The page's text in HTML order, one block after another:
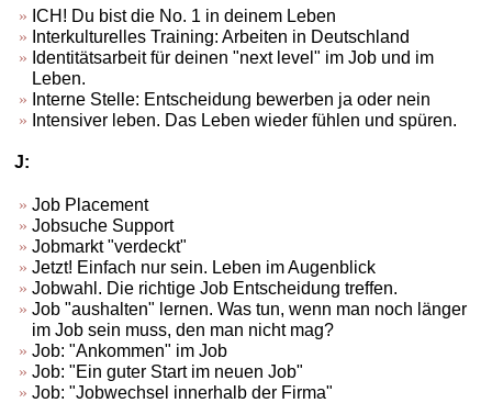
ICH! Du bist die No. 1 in deinem Leben
Interkulturelles Training: Arbeiten in Deutschland
Identitätsarbeit für deinen "next level" im Job und im
Leben.
Interne Stelle: Entscheidung bewerben ja oder nein
Intensiver leben. Das Leben wieder fühlen und spüren.
J:
Job Placement
Jobsuche Support
Jobmarkt "verdeckt"
Jetzt! Einfach nur sein. Leben im Augenblick
Jobwahl. Die richtige Job Entscheidung treffen.
Job "aushalten" lernen. Was tun, wenn man noch länger
im Job sein muss, den man nicht mag?
Job: "Ankommen" im Job
Job: "Ein guter Start im neuen Job"
Job: "Jobwechsel innerhalb der Firma"